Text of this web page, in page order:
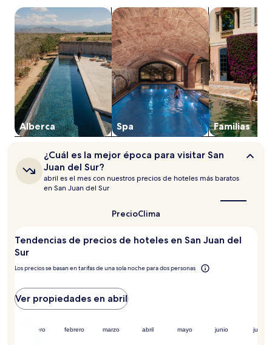
con
base
en
una
estancia
de
1
noche
para
2
adultos.
Los
la
disponibilidad
Aplican
términos
adicionales.
Alberca
Buscar propiedades con alberca
Spa
Buscar propiedades con spa
Familias
Buscar
¿Cuál
es
la
mejor
época
del
¿Cuál es la mejor época para visitar San
Juan del Sur?
abril es el mes con nuestros precios de hoteles más baratos
en San Juan del Sur
PrecioClima
Tendencias de precios de hoteles en San Juan del
Sur
Los precios se basan en tarifas de una sola noche para dos personas
Ver propiedades en abril
enero febrero marzo abril mayo junio julio